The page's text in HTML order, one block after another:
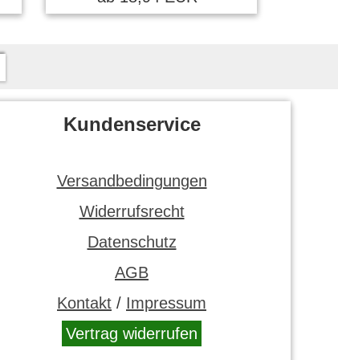
Kundenservice
Versandbedingungen
Widerrufsrecht
Datenschutz
AGB
Kontakt / Impressum
Vertrag widerrufen